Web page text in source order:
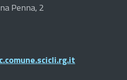
Penna, 2